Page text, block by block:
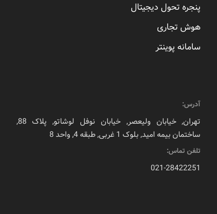
پنجره تحول دیجیتال
هوش تجاری
سامانه پوینتر
آدرس:
تهران, خیابان ولیعصر, خیابان نوفل لوشاتو, پلاک 88,
ساختمان بیمه امید, بلوک 1 غربی, طبقه 4, واحد 8
تلفن تماس:
021-28422251